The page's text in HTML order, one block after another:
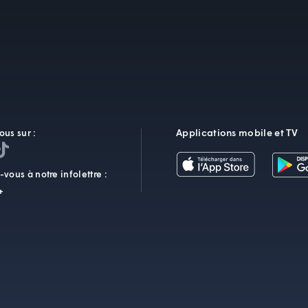
sur :
vous à notre infolettre :
Applications mobile et TV